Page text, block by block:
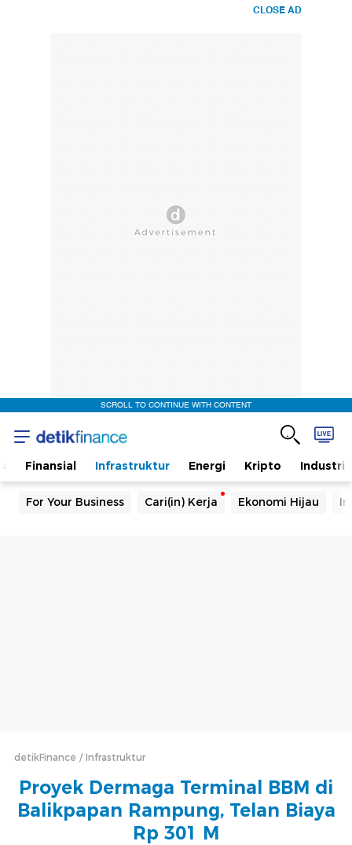
CLOSE AD
SCROLL TO CONTINUE WITH CONTENT
Finansial Infrastruktur Energi Kripto Industri
For Your Business Cari(in) Kerja Ekonomi Hijau
detikFinance Infrastruktur
Proyek Dermaga Terminal BBM di
Balikpapan Rampung, Telan Biaya
Rp 301 M